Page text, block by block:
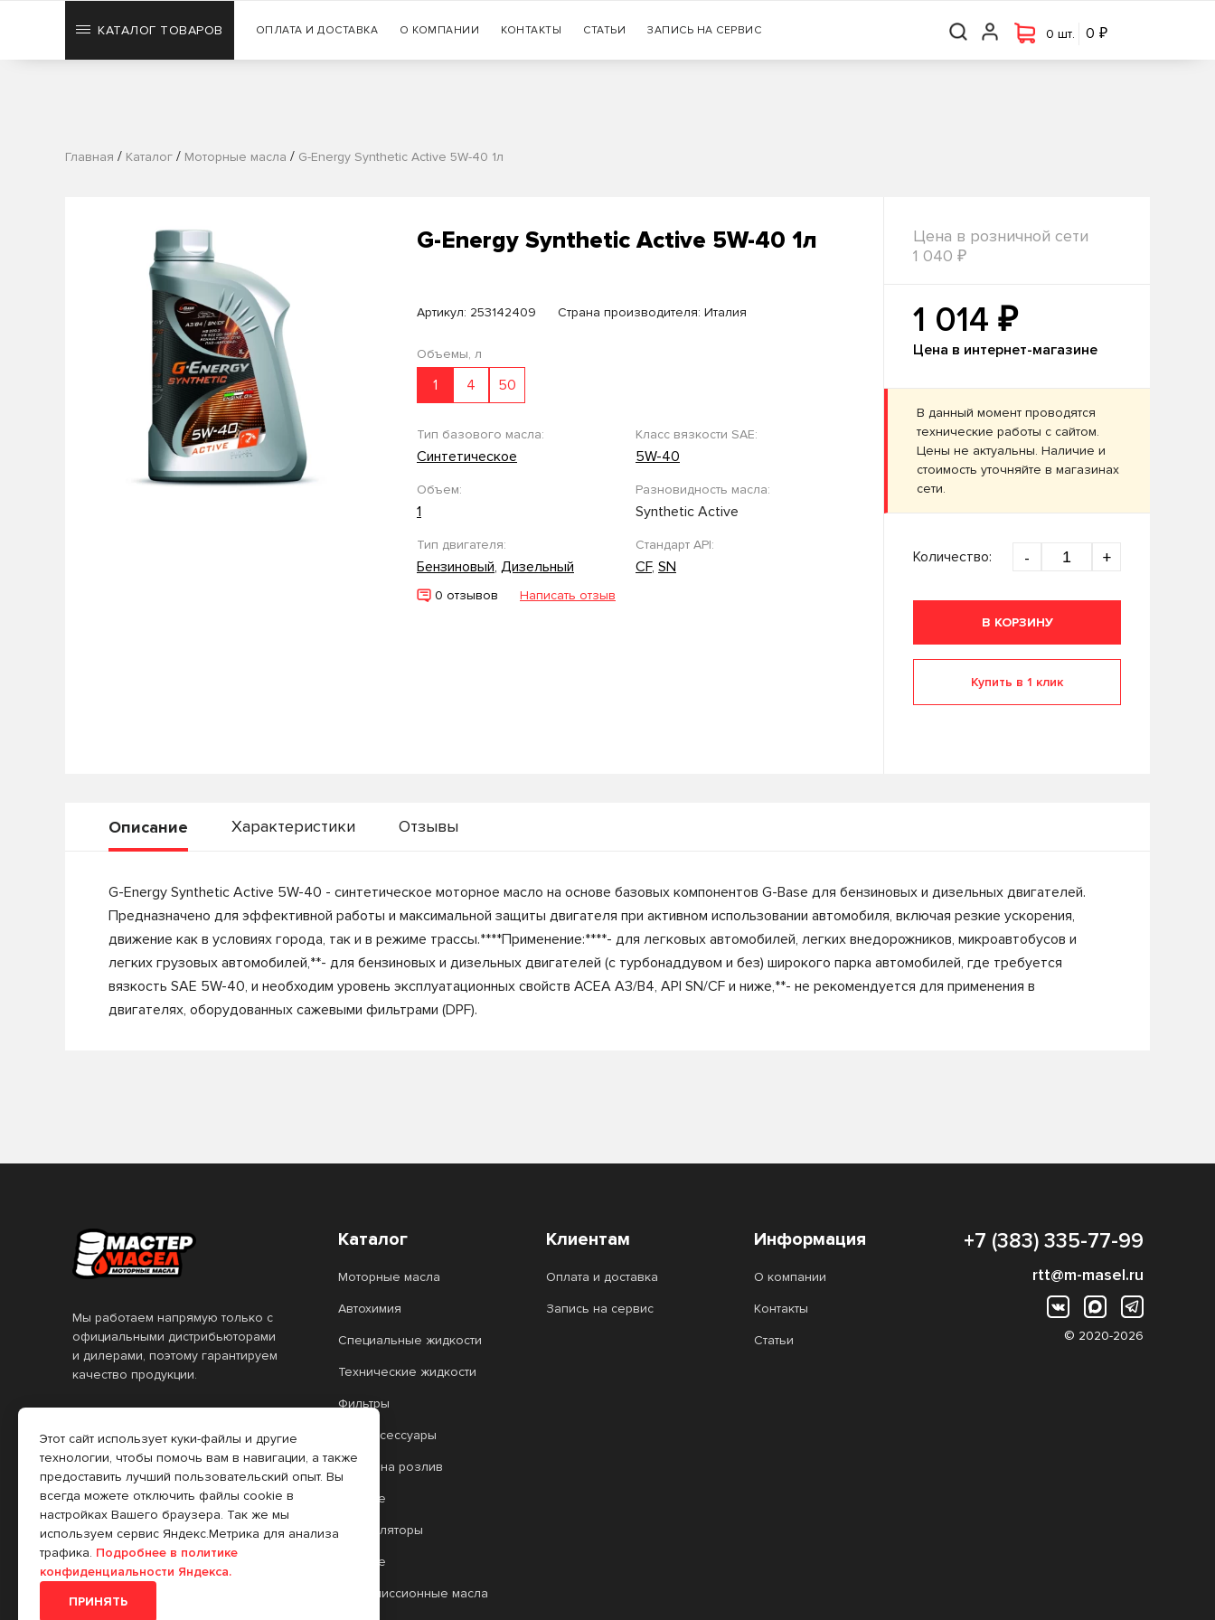
Гарантия
+7 (383) 335-77-99 0 шт. 0
КАТАЛОГ ТОВАРОВ ОПЛАТА И ДОСТАВКА О КОМПАНИИ КОНТАКТЫ СТАТЬИ ЗАПИСЬ НА СЕРВИС 0 шт. 0 ₽
Главная / Каталог / Моторные масла / G-Energy Synthetic Active 5W-40 1л
G-Energy Synthetic Active 5W-40 1л
Артикул: 253142409 Страна производителя: Италия
Объемы, л
1 4 50
Тип базового масла:
Синтетическое
Класс вязкости SAE:
5W-40
Объем:
1
Разновидность масла:
Synthetic Active
Тип двигателя:
Бензиновый, Дизельный
Стандарт API:
CF, SN
0 отзывов Написать отзыв
Цена в розничной сети
1 040 ₽
1 014 ₽
Цена в интернет-магазине
В данный момент проводятся
технические работы с сайтом.
Цены не актуальны. Наличие и
стоимость уточняйте в магазинах
сети.
Количество: - +
В КОРЗИНУ
Купить в 1 клик
Описание Характеристики Отзывы
G-Energy Synthetic Active 5W-40 - синтетическое моторное масло на основе базовых компонентов G-Base для бензиновых и дизельных двигателей.
Предназначено для эффективной работы и максимальной защиты двигателя при активном использовании автомобиля, включая резкие ускорения,
движение как в условиях города, так и в режиме трассы.****Применение:****- для легковых автомобилей, легких внедорожников, микроавтобусов и
легких грузовых автомобилей,**- для бензиновых и дизельных двигателей (с турбонаддувом и без) широкого парка автомобилей, где требуется
вязкость SAE 5W-40, и необходим уровень эксплуатационных свойств ACEA A3/B4, API SN/CF и ниже,**- не рекомендуется для применения в
двигателях, оборудованных сажевыми фильтрами (DPF).
Мы работаем напрямую только с
официальными дистрибьюторами
и дилерами, поэтому гарантируем
качество продукции.
Информация на сайте не
является публичной офертой.
Все цены, указанные на сайте,
действительны только при
оформлении заказа через
интернет-магазин. Цены в
розничных торговых точках (РТТ)
могут отличаться.
Каталог
Моторные масла
Автохимия
Специальные жидкости
Технические жидкости
Фильтры
Автоаксессуары
Масло на розлив
Прочее
Аккумуляторы
Прочее
Трансмиссионные масла
Клиентам
Оплата и доставка
Запись на сервис
Информация
О компании
Контакты
Статьи
+7 (383) 335-77-99
rtt@m-masel.ru
© 2020-2026
Этот сайт использует куки-файлы и другие
технологии, чтобы помочь вам в навигации, а также
предоставить лучший пользовательский опыт. Вы
всегда можете отключить файлы cookie в
настройках Вашего браузера. Так же мы
используем сервис Яндекс.Метрика для анализа
трафика. Подробнее в политике
конфиденциальности Яндекса.
ПРИНЯТЬ